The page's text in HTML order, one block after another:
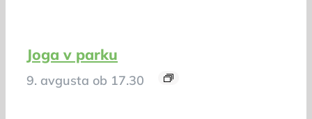
Joga v parku
9. avgusta ob 17.30